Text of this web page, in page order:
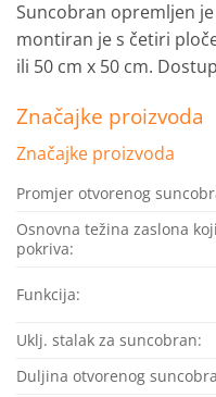
Suncobran opremljen
montiran je s četiri
ili 50 cm x 50 cm.
Značajke proizvoda
Značajke proizvoda
Promjer otvorenog
Osnovna težina zaslona koji
pokriva:
Funkcija:
Uklj. stalak za suncobran:
Duljina otvorenog